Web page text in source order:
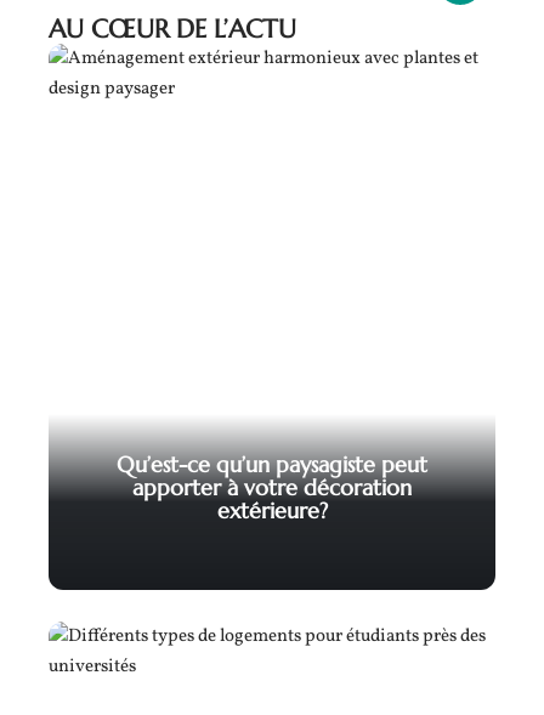
AU CŒUR DE L’ACTU
Qu’est-ce qu’un paysagiste peut
apporter à votre décoration
extérieure?